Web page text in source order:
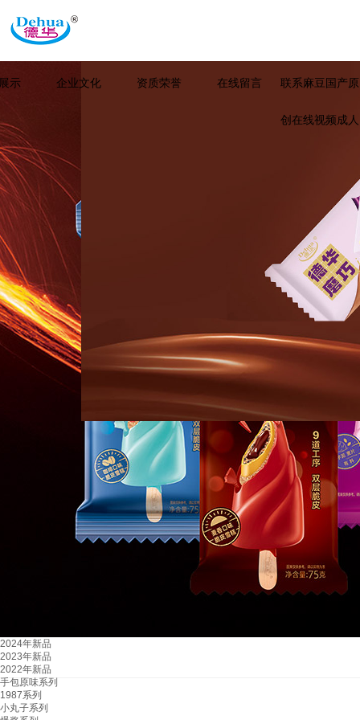
示 企业文化 资质荣誉 在线留言 联系麻豆国产原
创在线视频成人
2024年新品
2023年新品
2022年新品
手包原味系列
1987系列
小丸子系列